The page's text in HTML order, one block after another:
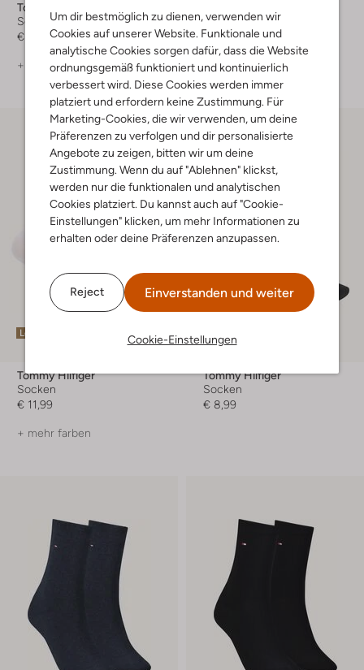
Um dir bestmöglich zu dienen, verwenden wir
Cookies auf unserer Website. Funktionale und
analytische Cookies sorgen dafür, dass die Website
ordnungsgemäß funktioniert und kontinuierlich
verbessert wird. Diese Cookies werden immer
platziert und erfordern keine Zustimmung. Für
Marketing-Cookies, die wir verwenden, um deine
Präferenzen zu verfolgen und dir personalisierte
Angebote zu zeigen, bitten wir um deine
Zustimmung. Wenn du auf "Ablehnen" klickst,
werden nur die funktionalen und analytischen
Cookies platziert. Du kannst auch auf "Cookie-
Einstellungen" klicken, um mehr Informationen zu
erhalten oder deine Präferenzen anzupassen.
Reject Einverstanden und weiter
Cookie-Einstellungen
Tommy Hilfiger
Socken
€ 11,99
+ mehr farben
Socken
€ 11,99
+ mehr farben
Letzte Größen
Tommy Hilfiger
Socken
€ 11,99
+ mehr farben
Tommy Hilfiger
Socken
€ 8,99